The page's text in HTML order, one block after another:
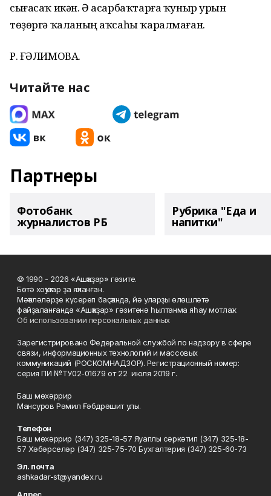
сығасаҡ икән. Ә асарбаҡтарға ҡуныр урын
төҙөргә ҡаланың аҡсаһы ҡаралмаған.
Р. ҒӘЛИМОВА.
Читайте нас
Партнеры
Фотобанк
журналистов РБ
Рубрика "Еда и
напитки"
© 1990 - 2026 «Ашҡаҙар» гәзите.
Бөтә хоҡуҡтар ҙа яҡланған.
Мәҡәләләрҙе күсереп баҫҡанда, йә уларҙы өлөшләтә
файҙаланғанда «Ашҡаҙар» гәзитенә һылтанма яһау мотлаҡ.
Об использовании персональных данных
Зарегистрировано Федеральной службой по надзору в сфере
связи, информационных технологий и массовых
коммуникаций (РОСКОМНАДЗОР). Регистрационный номер:
серия ПИ №ТУ02-01679 от 22 июля 2019 г.
Баш мөхәррир
Мансуров Рәмил Ғәбдрәшит улы.
Телефон
Баш мөхәррир (347) 325-18-57 Яуаплы сәркәтип (347) 325-18-
57 Хәбәрселәр (347) 325-75-70 Бухгалтерия (347) 325-60-73
Эл. почта
ashkadar-st@yandex.ru